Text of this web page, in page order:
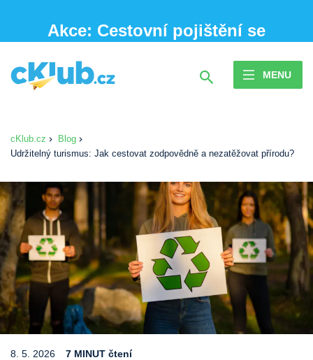
Akce: Cestovní pojištění se
MENU
cKlub.cz
Blog
Udržitelný turismus: Jak cestovat zodpovědně a nezatěžovat přírodu?
8. 5. 2026 7 MINUT čtení